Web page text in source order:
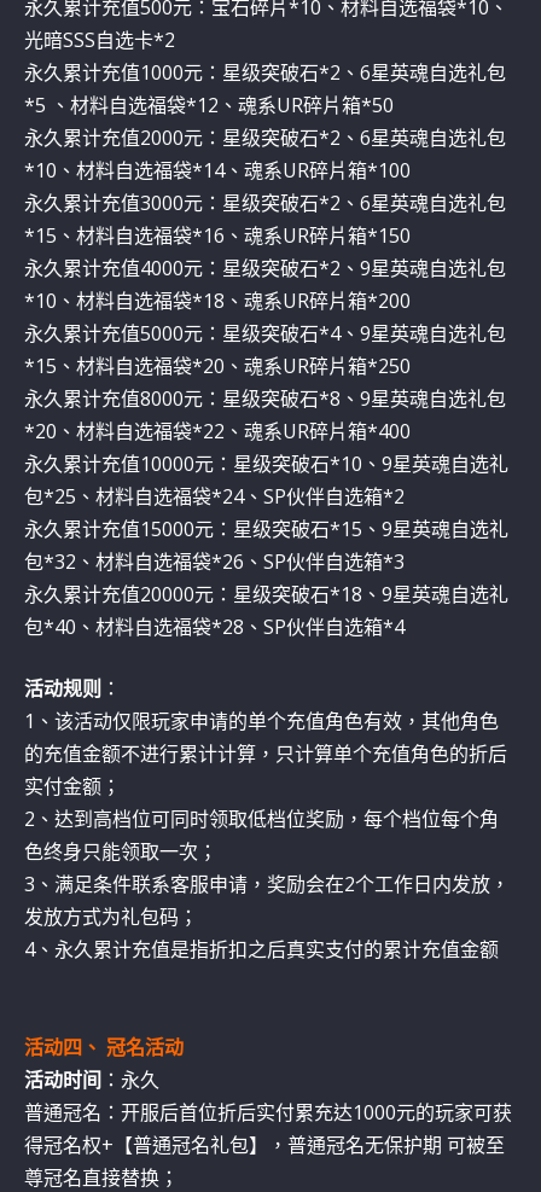
永久累计充值500元：宝石碎片*10、材料自选福袋*10、
光暗SSS自选卡*2
永久累计充值1000元：星级突破石*2、6星英魂自选礼包
*5 、材料自选福袋*12、魂系UR碎片箱*50
永久累计充值2000元：星级突破石*2、6星英魂自选礼包
*10、材料自选福袋*14、魂系UR碎片箱*100
永久累计充值3000元：星级突破石*2、6星英魂自选礼包
*15、材料自选福袋*16、魂系UR碎片箱*150
永久累计充值4000元：星级突破石*2、9星英魂自选礼包
*10、材料自选福袋*18、魂系UR碎片箱*200
永久累计充值5000元：星级突破石*4、9星英魂自选礼包
*15、材料自选福袋*20、魂系UR碎片箱*250
永久累计充值8000元：星级突破石*8、9星英魂自选礼包
*20、材料自选福袋*22、魂系UR碎片箱*400
永久累计充值10000元：星级突破石*10、9星英魂自选礼
包*25、材料自选福袋*24、SP伙伴自选箱*2
永久累计充值15000元：星级突破石*15、9星英魂自选礼
包*32、材料自选福袋*26、SP伙伴自选箱*3
永久累计充值20000元：星级突破石*18、9星英魂自选礼
包*40、材料自选福袋*28、SP伙伴自选箱*4
活动规则 ：
1、该活动仅限玩家申请的单个充值角色有效，其他角色
的充值金额不进行累计计算，只计算单个充值角色的折后
实付金额；
2、达到高档位可同时领取低档位奖励，每个档位每个角
色终身只能领取一次；
3、满足条件联系客服申请，奖励会在2个工作日内发放，
发放方式为礼包码；
4、永久累计充值是指折扣之后真实支付的累计充值金额
活动四、 冠名活动
活动时间 ：永久
普通冠名：开服后首位折后实付累充达1000元的玩家可获
得冠名权+【普通冠名礼包】，普通冠名无保护期 可被至
尊冠名直接替换；